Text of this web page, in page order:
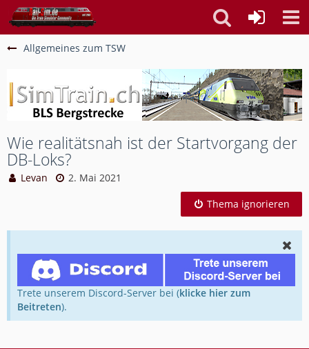
Allgemeines zum TSW
Wie realitätsnah ist der Startvorgang der
DB-Loks?
Levan
2. Mai 2021
Thema ignorieren
Trete unserem Discord-Server bei (klicke hier zum
Beitreten).